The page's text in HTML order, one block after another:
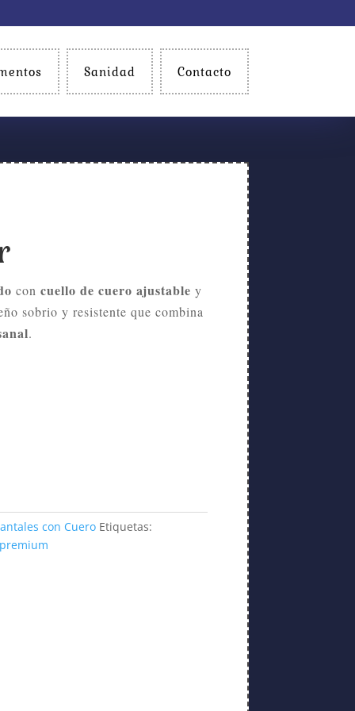
Sanidad Contacto
concuello de cuero ajustable y
sobrio y resistente que combina
.
con Cuero Etiquetas:
premium